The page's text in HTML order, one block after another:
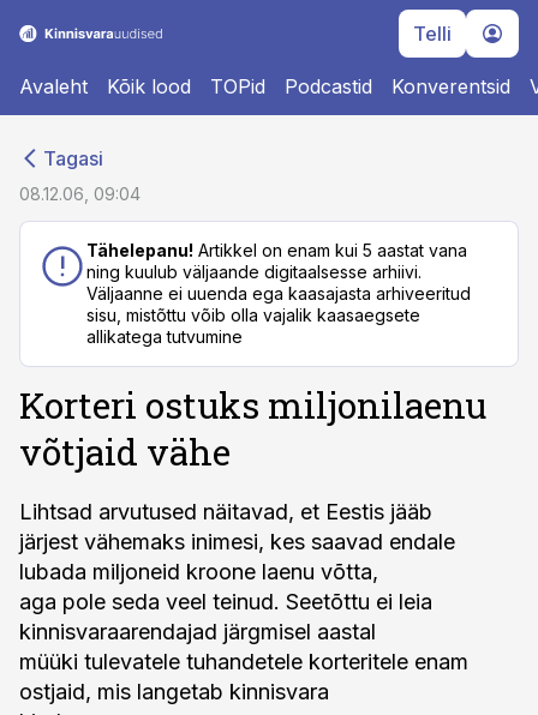
Telli
Avaleht Kõik lood TOPid Podcastid Konverentsid
Tagasi
08.12.06, 09:04
Tähelepanu! Artikkel on enam kui 5 aastat vana
ning kuulub väljaande digitaalsesse arhiivi.
Väljaanne ei uuenda ega kaasajasta arhiveeritud
sisu, mistõttu võib olla vajalik kaasaegsete
allikatega tutvumine
Korteri ostuks miljonilaenu
võtjaid vähe
Lihtsad arvutused näitavad, et Eestis jääb
järjest vähemaks inimesi, kes saavad endale
lubada miljoneid kroone laenu võtta,
aga pole seda veel teinud. Seetõttu ei leia
kinnisvaraarendajad järgmisel aastal
müüki tulevatele tuhandetele korteritele enam
ostjaid, mis langetab kinnisvara